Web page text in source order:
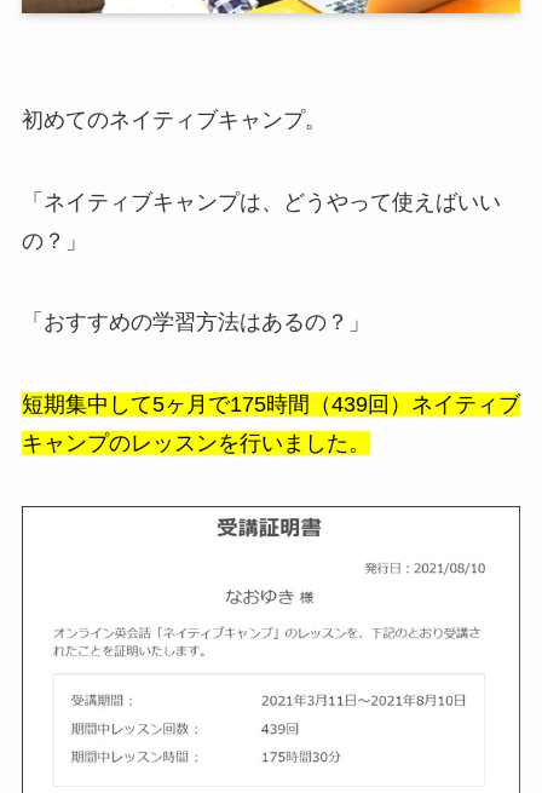
初めてのネイティブキャンプ。
「ネイティブキャンプは、どうやって使えばいい
の？」
「おすすめの学習方法はあるの？」
短期集中して5ヶ月で175時間（439回）ネイティブ
キャンプのレッスンを行いました。